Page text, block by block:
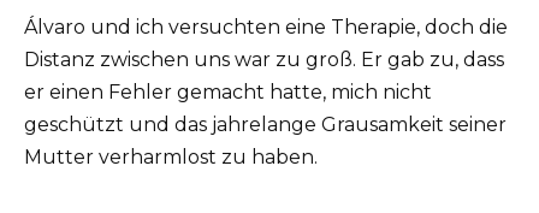
Álvaro und ich versuchten eine Therapie, doch die
Distanz zwischen uns war zu groß. Er gab zu, dass
er einen Fehler gemacht hatte, mich nicht
geschützt und das jahrelange Grausamkeit seiner
Mutter verharmlost zu haben.